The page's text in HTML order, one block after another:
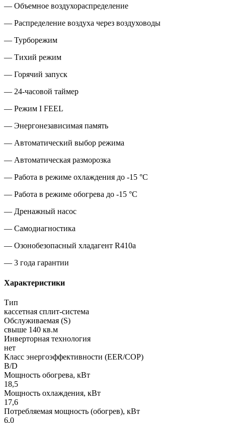
— Объемное воздухораспределение
— Распределение воздуха через воздуховоды
— Турборежим
— Тихий режим
— Горячий запуск
— 24-часовой таймер
— Режим I FEEL
— Энергонезависимая память
— Автоматический выбор режима
— Автоматическая разморозка
— Работа в режиме охлаждения до -15 °С
— Работа в режиме обогрева до -15 °С
— Дренажный насос
— Самодиагностика
— Озонобезопасный хладагент R410a
— 3 года гарантии
Характеристики
Тип
кассетная сплит-система
Обслуживаемая (S)
свыше 140 кв.м
Инверторная технология
нет
Класс энергоэффективности (EER/COP)
B/D
Мощность обогрева, кВт
18,5
Мощность охлаждения, кВт
17,6
Потребляемая мощность (обогрев), кВт
6,0